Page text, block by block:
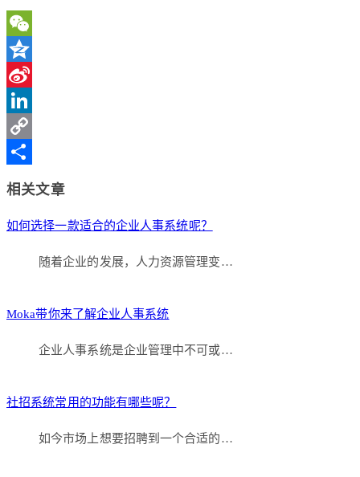
WeChat
Qzone
Sina
Weibo
LinkedIn
Copy
相关文章
如何选择一款适合的企业人事系统呢？
随着企业的发展，人力资源管理变…
Moka带你来了解企业人事系统
企业人事系统是企业管理中不可或…
社招系统常用的功能有哪些呢？
如今市场上想要招聘到一个合适的…